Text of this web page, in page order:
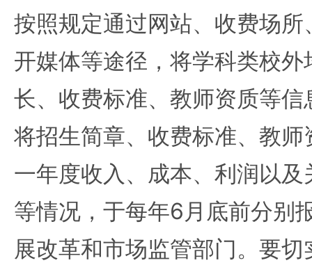
按照规定通过网站、收费场
开媒体等途径，将学科类校
长、收费标准、教师资质等
将招生简章、收费标准、教
一年度收入、成本、利润以
等情况，于每年6月底前分别
展改革和市场监管部门。要